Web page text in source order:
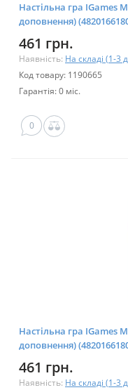
Настільна гра IGames
доповнення)
461 грн.
Наявність: На складі (1-3
Код товару: 1190665
Гарантія: 0 міс.
0
Настільна гра IGames
доповнення)
461 грн.
Наявність: На складі (1-3